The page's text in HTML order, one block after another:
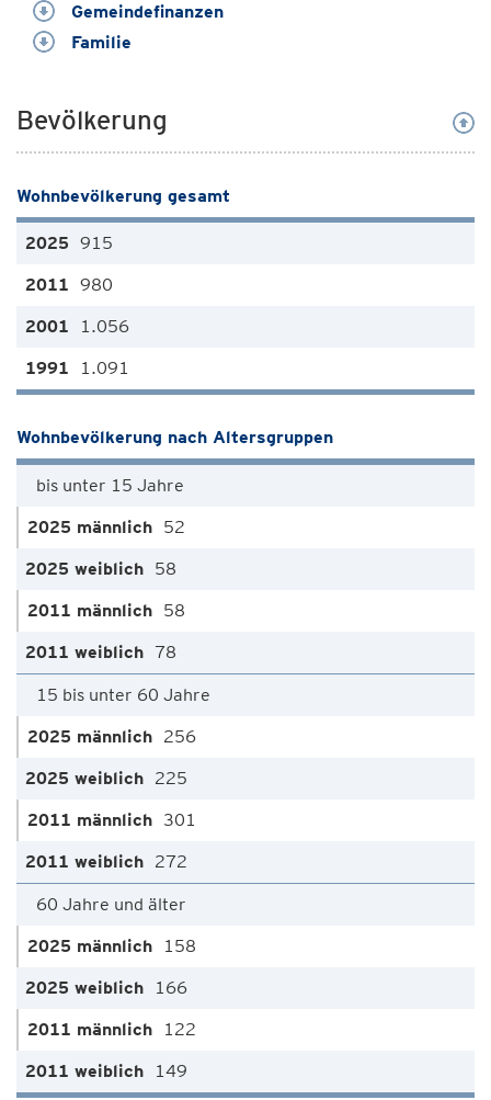
Gemeindefinanzen
Familie
Bevölkerung
Wohnbevölkerung gesamt
915
980
1.056
1.091
Wohnbevölkerung nach Altersgruppen
bis unter 15 Jahre
52
58
58
78
15 bis unter 60 Jahre
256
225
301
272
60 Jahre und älter
158
166
122
149